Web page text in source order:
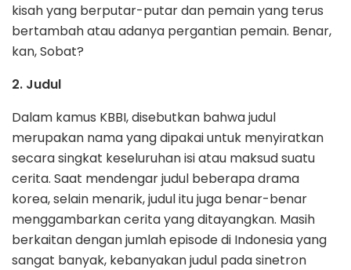
kisah yang berputar-putar dan pemain yang terus
bertambah atau adanya pergantian pemain. Benar,
kan, Sobat?
2. Judul
Dalam kamus KBBI, disebutkan bahwa judul
merupakan nama yang dipakai untuk menyiratkan
secara singkat keseluruhan isi atau maksud suatu
cerita. Saat mendengar judul beberapa drama
korea, selain menarik, judul itu juga benar-benar
menggambarkan cerita yang ditayangkan. Masih
berkaitan dengan jumlah episode di Indonesia yang
sangat banyak, kebanyakan judul pada sinetron